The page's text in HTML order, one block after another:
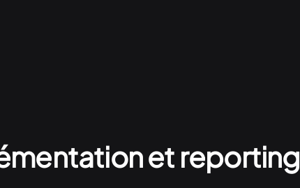
et reporting